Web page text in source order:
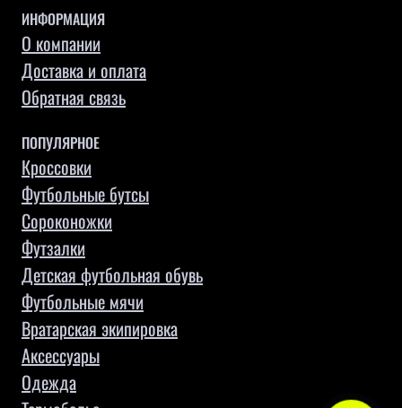
ИНФОРМАЦИЯ
О компании
Доставка и оплата
Обратная связь
ПОПУЛЯРНОЕ
Кроссовки
Футбольные бутсы
Сороконожки
Футзалки
Детская футбольная обувь
Футбольные мячи
Вратарская экипировка
Аксессуары
Одежда